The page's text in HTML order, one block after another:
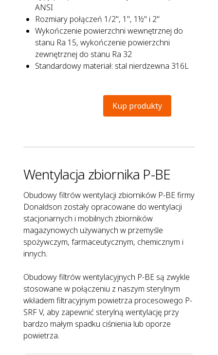
ANSI
Rozmiary połączeń 1/2", 1", 1½" i 2"
Wykończenie powierzchni wewnętrznej do
stanu Ra 15, wykończenie powierzchni
zewnętrznej do stanu Ra 32
Standardowy materiał: stal nierdzewna 316L
Kup produkty
Wentylacja zbiornika P-BE
Obudowy filtrów wentylacji zbiorników P-BE firmy
Donaldson zostały opracowane do wentylacji
stacjonarnych i mobilnych zbiorników
magazynowych używanych w przemyśle
spożywczym, farmaceutycznym, chemicznym i
innych.
Obudowy filtrów wentylacyjnych P-BE są zwykle
stosowane w połączeniu z naszym sterylnym
wkładem filtracyjnym powietrza procesowego P-
SRF V, aby zapewnić sterylną wentylację przy
bardzo małym spadku ciśnienia lub oporze
powietrza.